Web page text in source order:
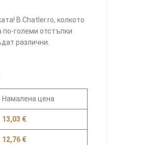
В Chatler.ro, колкото
по-големи отстъпки
различни.
Намалена цена
13,03 €
12,76 €